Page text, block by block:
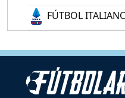
FÚTBOL